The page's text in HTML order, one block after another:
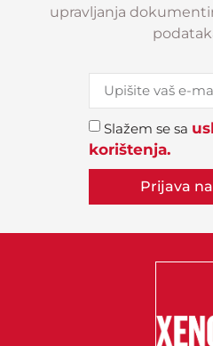
upravljanja
Slažem se sa
korištenja.
Prijava